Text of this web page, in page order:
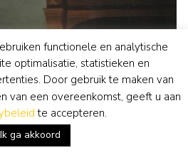
functionele en analytische
optimalisatie, statistieken en
Door gebruik te maken van
van een overeenkomst, geeft u aan
te accepteren.
Ik ga akkoord